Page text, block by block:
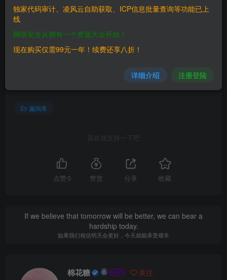
©版权声明
漏洞库
喜欢就支持一下吧
点赞 0 赞赏 分享 收藏
If we believe that tomorrow will be better, we can bear a
hardship today.
如果我们相信明天会更好，今天就能承受艰辛
棉花糖 关注
独家代码审计、凌风云自助获取、ICP信息批量查询等功能已上
线
网络安全从拥有一个资源大全开始！
现在购买仅需99元一年！续费还享八折！
详细介绍 注册登陆